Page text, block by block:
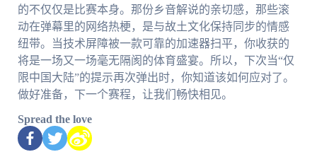
的不仅仅是比赛本身。那份乡音解说的亲切感，那些滚
动在弹幕里的网络热梗，是与故土文化保持同步的情感
纽带。当技术屏障被一款可靠的加速器扫平，你收获的
将是一场又一场毫无隔阂的体育盛宴。所以，下次当“仅
限中国大陆”的提示再次弹出时，你知道该如何应对了。
做好准备，下一个赛程，让我们畅快相见。
Spread the love